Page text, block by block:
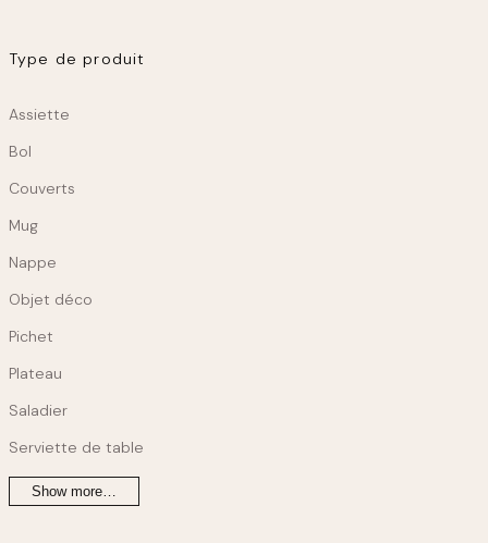
Type de produit
Produit
Assiette
Bol
Couverts
Mug
Nappe
Objet déco
Pichet
Plateau
Saladier
Serviette de table
Show more…